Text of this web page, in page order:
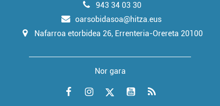
943 34 03 30
oarsobidasoa@hitza.eus
Nafarroa etorbidea 26, Errenteria-Orereta 20100
Nor gara